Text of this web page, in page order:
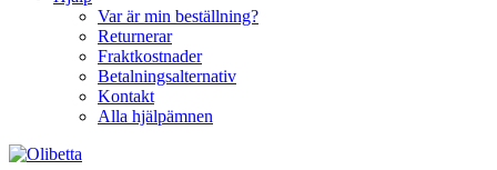
Var är min beställning?
Returnerar
Fraktkostnader
Betalningsalternativ
Kontakt
Alla hjälpämnen